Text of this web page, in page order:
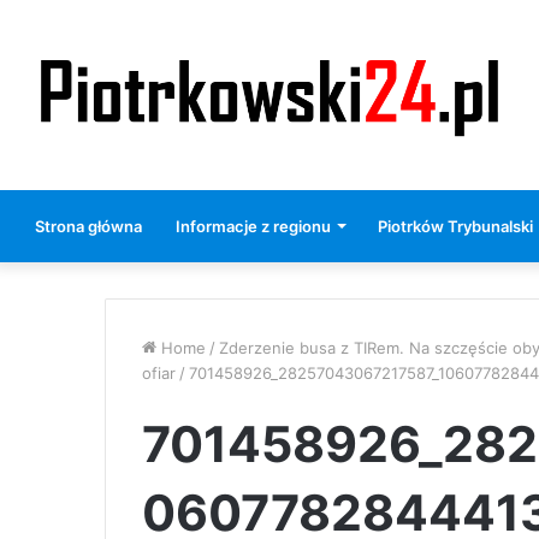
Strona główna Informacje z regionu Piotrków Trybunalski
Home / Zderzenie busa z TIRem. Na szczęście
ofiar /